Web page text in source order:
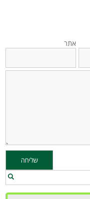
אתר